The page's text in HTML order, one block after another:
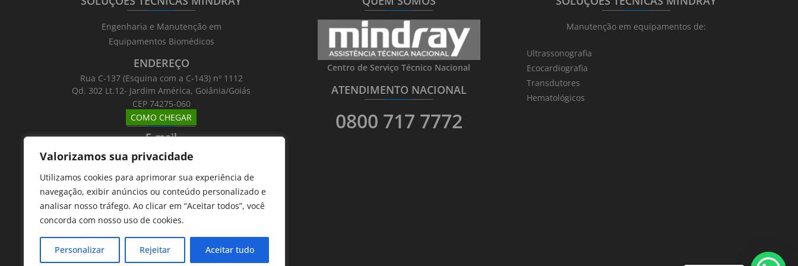
Valorizamos sua privacidade
Utilizamos cookies para aprimorar sua experiência de
navegação, exibir anúncios ou conteúdo personalizado e
analisar nosso tráfego. Ao clicar em “Aceitar todos”, você
concorda com nosso uso de cookies.
Personalizar Rejeitar Aceitar tudo
_______________________
Engenharia e Manutenção em
Equipamentos Biomédicos
ENDEREÇO
Rua C-137 (Esquina com a C-143) nº 1112
Qd. 302 Lt.12- Jardim América, Goiânia/Goiás
CEP 74275-060
COMO CHEGAR
_______________________
E-mail
Email: atntecnologiabrasil@gmail.com
Telefones
_______ ________________
62 9 8610 7777
11 9 7533 5757
_______________________
Centro de Serviço Técnico Nacional
ATENDIMENTO NACIONAL
_______________________
0800 717 7772
_______________________
Manutenção em equipamentos de:
Ultrassonografia
Ecocardiografia
Transdutores
Hematológicos